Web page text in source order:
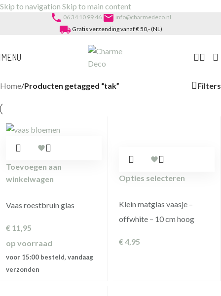
Skip to navigation Skip to main content
phone 06 34 10 99 46 email info@charmedeco.nl
local_shipping Gratis verzending vanaf € 50,- (NL)
MENU
Home/Producten getagged “tak” Filters
Toevoegen aan
winkelwagen
Vaas roestbruin glas
€ 11,95
op voorraad
voor 15:00 besteld, vandaag
verzonden
Opties selecteren
Klein matglas vaasje –
offwhite – 10 cm hoog
€4,95